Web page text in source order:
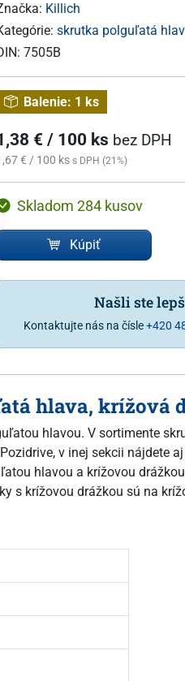
Killich
skrutka polguľatá
7505B
Balenie: 1 ks
€ / 100 ks bez DPH
€ / 100 ks s DPH (21%)
Skladom 284 kusov
Kúpiť
Našli ste
Kontaktujte nás na čísle+420
hlava, krížová
hlavou. V sortimente
v inej sekcii nájdete
hlavou a krížovou
s krížovou drážkou sú na